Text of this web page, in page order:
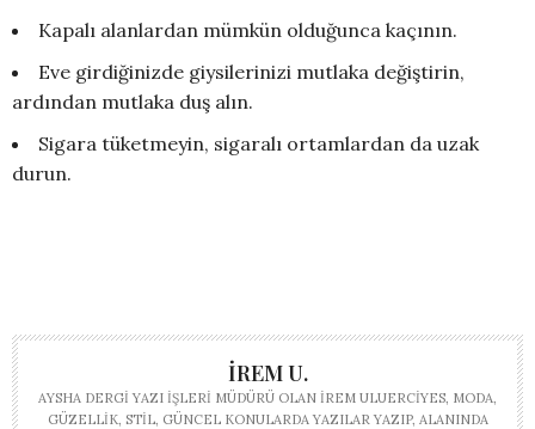
Kapalı alanlardan mümkün olduğunca kaçının.
Eve girdiğinizde giysilerinizi mutlaka değiştirin,
ardından mutlaka duş alın.
Sigara tüketmeyin, sigaralı ortamlardan da uzak
durun.
İREM U.
AYSHA DERGI YAZI İŞLERI MÜDÜRÜ OLAN İREM ULUERCIYES, MODA,
GÜZELLIK, STIL, GÜNCEL KONULARDA YAZILAR YAZIP, ALANINDA